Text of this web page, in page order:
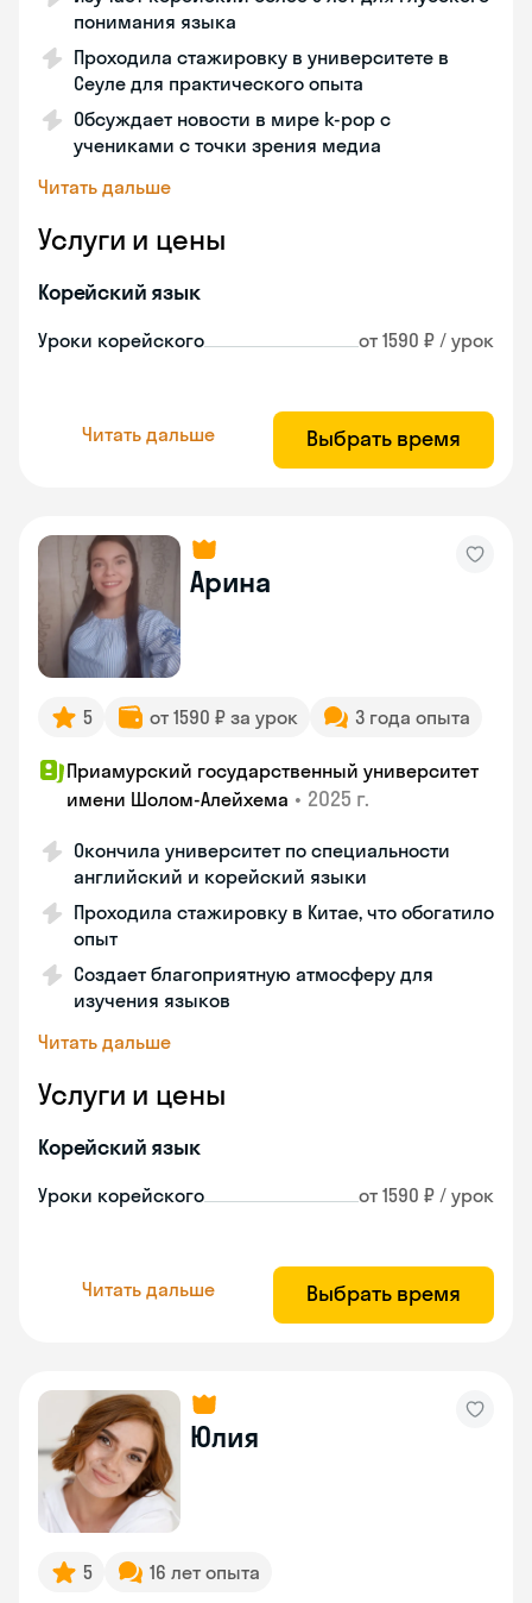
понимания языка
Проходила стажировку в университете в
Сеуле для практического опыта
Обсуждает новости в мире k-pop с
учениками с точки зрения медиа
Читать дальше
Услуги и цены
Корейский язык
Уроки корейского от 1590 ₽ / урок
Читать дальше Выбрать время
Арина
5 от 1590 ₽ за урок 3 года опыта
Приамурский государственный университет
имени Шолом-Алейхема • 2025 г.
Окончила университет по специальности
английский и корейский языки
Проходила стажировку в Китае, что обогатило
опыт
Создает благоприятную атмосферу для
изучения языков
Читать дальше
Услуги и цены
Корейский язык
Уроки корейского от 1590 ₽ / урок
Читать дальше Выбрать время
Юлия
5 16 лет опыта